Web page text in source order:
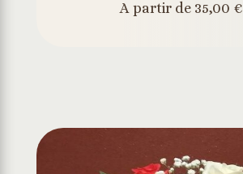
A partir de 35,00 €